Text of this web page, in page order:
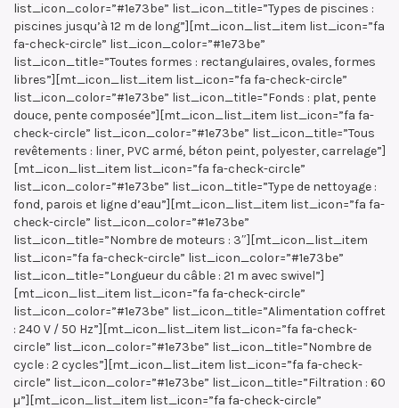
list_icon_color=”#1e73be” list_icon_title=”Types de piscines :
piscines jusqu’à 12 m de long”][mt_icon_list_item list_icon=”fa
fa-check-circle” list_icon_color=”#1e73be”
list_icon_title=”Toutes formes : rectangulaires, ovales, formes
libres”][mt_icon_list_item list_icon=”fa fa-check-circle”
list_icon_color=”#1e73be” list_icon_title=”Fonds : plat, pente
douce, pente composée”][mt_icon_list_item list_icon=”fa fa-
check-circle” list_icon_color=”#1e73be” list_icon_title=”Tous
revêtements : liner, PVC armé, béton peint, polyester, carrelage”]
[mt_icon_list_item list_icon=”fa fa-check-circle”
list_icon_color=”#1e73be” list_icon_title=”Type de nettoyage :
fond, parois et ligne d’eau”][mt_icon_list_item list_icon=”fa fa-
check-circle” list_icon_color=”#1e73be”
list_icon_title=”Nombre de moteurs : 3″][mt_icon_list_item
list_icon=”fa fa-check-circle” list_icon_color=”#1e73be”
list_icon_title=”Longueur du câble : 21 m avec swivel”]
[mt_icon_list_item list_icon=”fa fa-check-circle”
list_icon_color=”#1e73be” list_icon_title=”Alimentation coffret
: 240 V / 50 Hz”][mt_icon_list_item list_icon=”fa fa-check-
circle” list_icon_color=”#1e73be” list_icon_title=”Nombre de
cycle : 2 cycles”][mt_icon_list_item list_icon=”fa fa-check-
circle” list_icon_color=”#1e73be” list_icon_title=”Filtration : 60
µ”][mt_icon_list_item list_icon=”fa fa-check-circle”